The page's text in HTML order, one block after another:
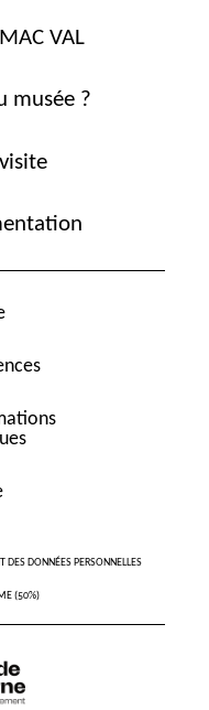
VAL
musée ?
DES DONNÉES PERSONNELLES
(50%)